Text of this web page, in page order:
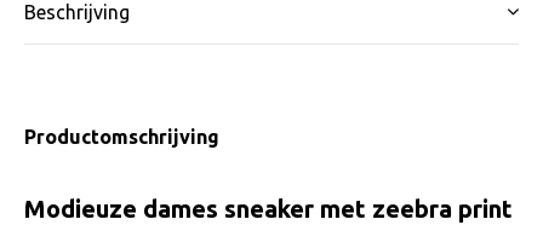
Beschrijving
Productomschrijving
Modieuze dames sneaker met zeebra print